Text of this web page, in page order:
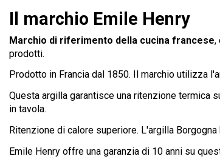
Il marchio Emile Henry
Marchio di riferimento della cucina francese,
prodotti.
Prodotto in Francia dal 1850. Il marchio utilizza
Questa argilla garantisce una ritenzione termica
in tavola.
Ritenzione di calore superiore. L'argilla
Emile Henry offre una garanzia di 10 anni su